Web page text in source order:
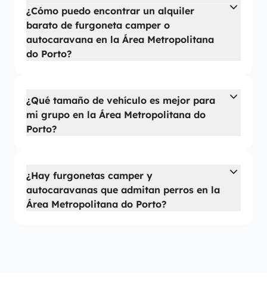
¿Cómo puedo encontrar un alquiler
barato de furgoneta camper o
autocaravana en la Área Metropolitana
do Porto?
¿Qué tamaño de vehículo es mejor para
mi grupo en la Área Metropolitana do
Porto?
¿Hay furgonetas camper y
autocaravanas que admitan perros en la
Área Metropolitana do Porto?